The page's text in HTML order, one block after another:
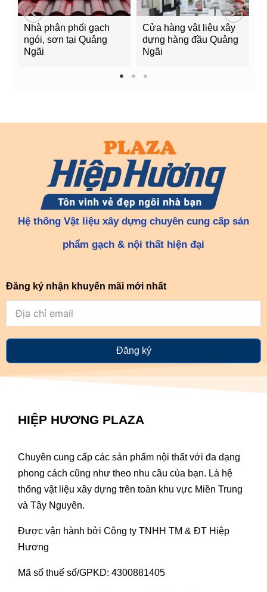
Nhà phân phối gạch
ngói, sơn tại Quảng
Ngãi
Cửa hàng vật liệu xây
dựng hàng đầu Quảng
Ngãi
1 2 3
Hệ thống Vật liệu xây dựng chuyên cung cấp sản
phẩm gạch & nội thất hiện đại
Đăng ký nhận khuyến mãi mới nhất
Đăng ký
HIỆP HƯƠNG PLAZA
Chuyên cung cấp các sản phẩm nội thất với đa dạng
phong cách cũng như theo nhu cầu của bạn. Là hệ
thống vật liệu xây dựng trên toàn khu vực Miền Trung
và Tây Nguyên.
Được vận hành bởi Công ty TNHH TM & ĐT Hiệp
Hương
Mã số thuế số/GPKD: 4300881405